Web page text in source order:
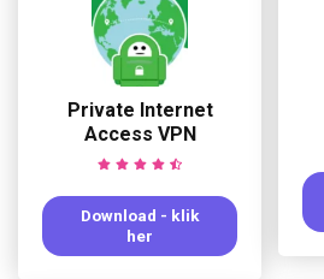
Private Internet
Access VPN
Download - klik
her